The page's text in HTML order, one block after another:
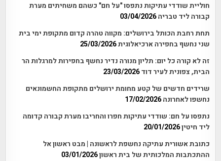
חוליית שודדי עתיקות נתפסו "על חם" כשהם משחיתים מערת
קבורה ליד טבריה 03/04/2026
תחת רחבת הכותל בירושלים: מקווה טהרה קדום מתקופת ימי בית
שני נחשף בחפירה ארכיאלוגית25/03/2026
זה לא קורה כל יום: תליון מנורה נדיר נחשף בחפירות למרגלות הר
הבית, צפונית לעיר דוד 23/03/2026
שרידים חדשים של קטע מחומת ירושלים מתקופת החשמונאים
נחשפו לאחרונה 17/02/2026
נתפסו על חם: שודדי עתיקות חפרו והחריבו מערת קבורה קדומה
ליד חיטין20/01/2026
כתובת אשורית עתיקה נחשפת לראשונה | מבט ראשון אל
ההתכתבות המלכותית של בית ראשון03/01/2026